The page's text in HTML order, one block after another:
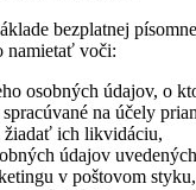
bezplatnej
namietať voči:
osobných údajov, o
na účely
žiadať ich likvidáciu,
údajov
v poštovom